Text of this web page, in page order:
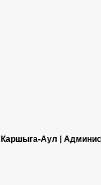
Каршыга-Аул |